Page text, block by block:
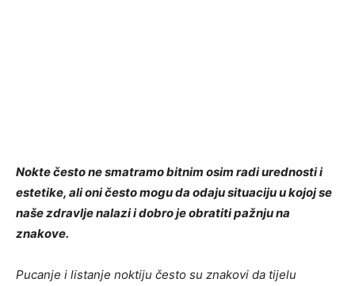
Nokte često ne smatramo bitnim osim radi urednosti i
estetike, ali oni često mogu da odaju situaciju u kojoj se
naše zdravlje nalazi i dobro je obratiti pažnju na
znakove.
Pucanje i listanje noktiju često su znakovi da tijelu